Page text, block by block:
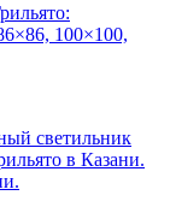
100×100,
светильник
в Казани.
.